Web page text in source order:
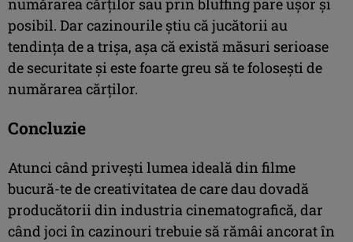
numărarea cărților sau prin bluffing pare ușor și
posibil. Dar cazinourile știu că jucătorii au
tendința de a trișa, așa că există măsuri serioase
de securitate și este foarte greu să te folosești de
numărarea cărților.
Concluzie
Atunci când privești lumea ideală din filme
bucură-te de creativitatea de care dau dovadă
producătorii din industria cinematografică, dar
când joci în cazinouri trebuie să rămâi ancorat în